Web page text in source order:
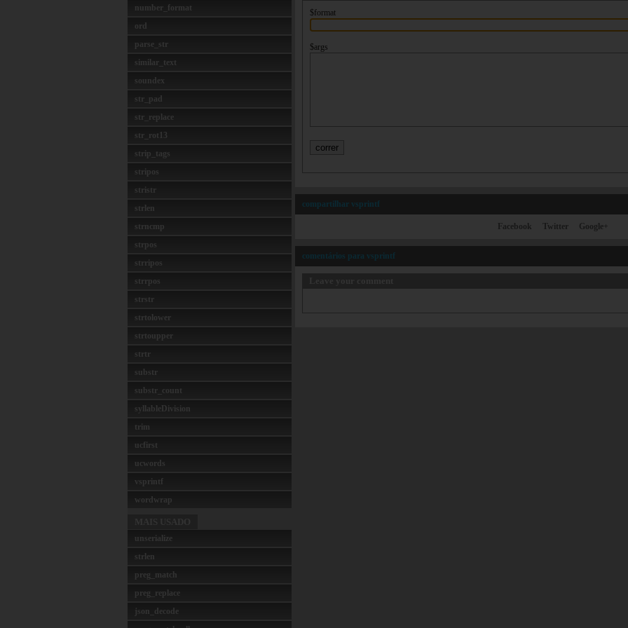
number_format
ord
parse_str
similar_text
soundex
str_pad
str_replace
str_rot13
strip_tags
stripos
stristr
strlen
strncmp
strpos
strripos
strrpos
strstr
strtolower
strtoupper
strtr
substr
substr_count
syllableDivision
trim
ucfirst
ucwords
vsprintf
wordwrap
unserialize
strlen
preg_match
preg_replace
json_decode
$format
$args
compartilhar vsprintf
Facebook Twitter Google+
comentários para vsprintf